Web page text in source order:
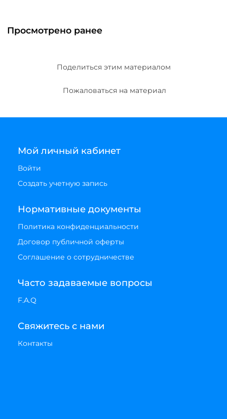
Просмотрено ранее
Поделиться этим материалом
Пожаловаться на материал
Мой личный кабинет
Войти
Создать учетную запись
Нормативные документы
Политика конфиденциальности
Договор публичной оферты
Соглашение о сотрудничестве
Часто задаваемые вопросы
F.A.Q
Свяжитесь с нами
Контакты